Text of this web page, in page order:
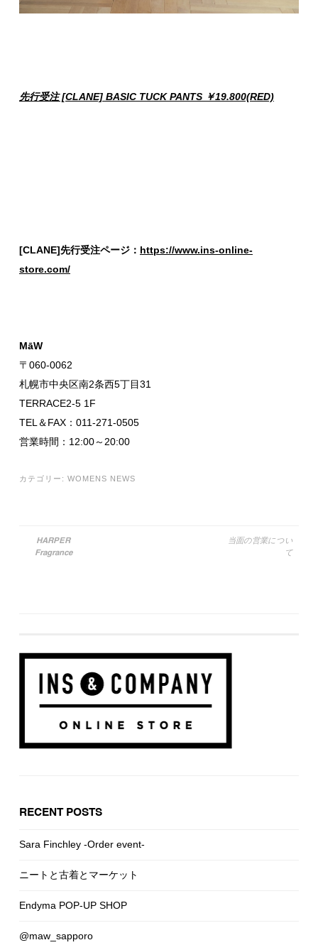
先行受注 [CLANE] BASIC TUCK PANTS ￥19.800(RED)
[CLANE]先行受注ページ： https://www.ins-online-
store.com/
MāW
〒060-0062
札幌市中央区南2条西5丁目31
TERRACE2-5 1F
TEL＆FAX：011-271-0505
営業時間：12:00～20:00
カテゴリー: WOMENS NEWS
投稿ナビゲーション
HARPER
Fragrance
当面の営業につい
て
RECENT POSTS
Sara Finchley -Order event-
ニートと古着とマーケット
Endyma POP-UP SHOP
@maw_sapporo